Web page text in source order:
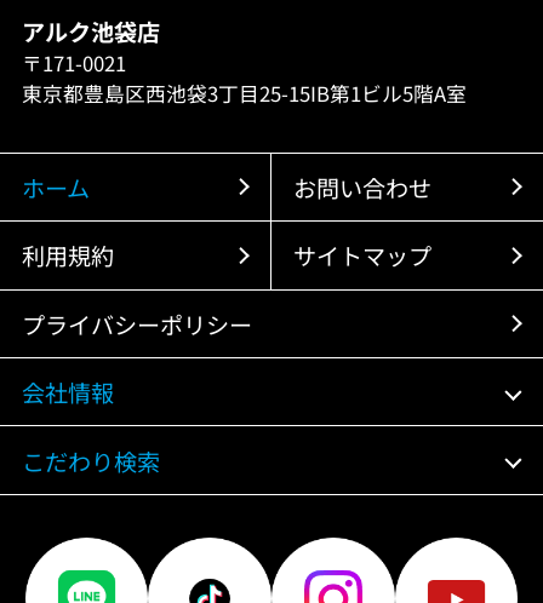
アルク池袋店
〒171-0021
東京都豊島区西池袋3丁目25-15IB第1ビル5階A室
ホーム お問い合わせ
利用規約 サイトマップ
プライバシーポリシー
会社情報
こだわり検索